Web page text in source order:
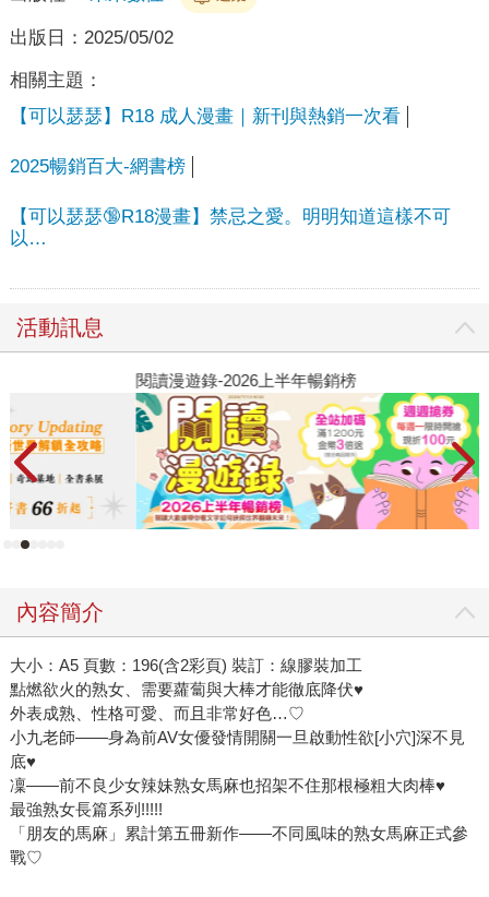
出版日： 2025/05/02
相關主題：
【可以瑟瑟】R18 成人漫畫｜新刊與熱銷一次看
2025暢銷百大-網書榜
【可以瑟瑟🔞R18漫畫】禁忌之愛。明明知道這樣不可
以…
活動訊息
閱讀漫遊錄-2026上半年暢銷榜
內容簡介
大小：A5 頁數：196(含2彩頁) 裝訂：線膠裝加工
點燃欲火的熟女、需要蘿蔔與大棒才能徹底降伏♥
外表成熟、性格可愛、而且非常好色…♡
小九老師——身為前AV女優發情開關一旦啟動性欲[小穴]深不見
底♥
凜——前不良少女辣妹熟女馬麻也招架不住那根極粗大肉棒♥
最強熟女長篇系列!!!!!
「朋友的馬麻」累計第五冊新作——不同風味的熟女馬麻正式參
戰♡